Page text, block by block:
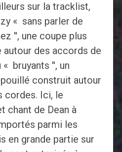
sur la tracklist,
« sans parler de
'', une coupe plus
des accords de
bruyants '', un
construit autour
cordes. Ici, le
chant de Dean à
parmi les
en grande partie sur